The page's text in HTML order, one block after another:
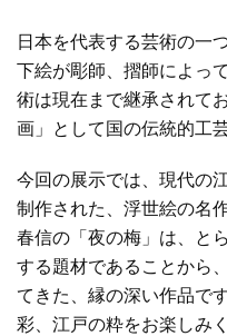
日本を代表する芸術の一
下絵が彫師、摺師によっ
術は現在まで継承されて
画」として国の伝統的工
今回の展示では、現代の
制作された、浮世絵の名
春信の「夜の梅」は、と
する題材であることから
てきた、縁の深い作品で
彩、江戸の粋をお楽しみ